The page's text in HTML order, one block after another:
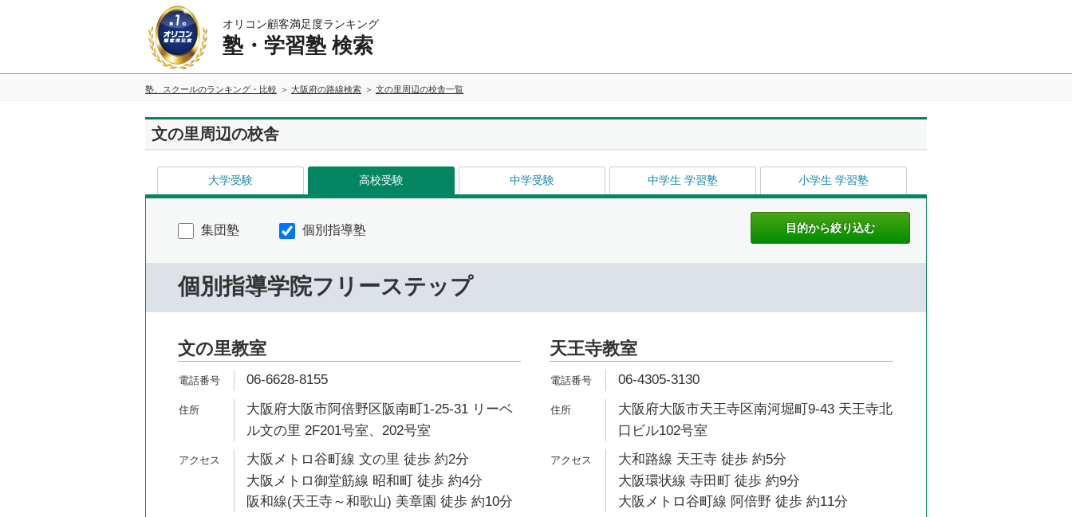
オリコン顧客満足度ランキング
塾・学習塾 検索
塾、スクールのランキング・比較 大阪府の路線検索 文の里周辺の校舎一覧
文の里周辺の校舎
大学受験 高校受験 中学受験 中学生 学習塾 小学生 学習塾
集団塾 個別指導塾
個別指導学院フリーステップ
文の里教室
06-6628-8155
大阪府大阪市阿倍野区阪南町1-25-31 リーベ
ル文の里 2F201号室、202号室
大阪メトロ谷町線 文の里 徒歩 約2分
大阪メトロ御堂筋線 昭和町 徒歩 約4分
阪和線(天王寺～和歌山) 美章園 徒歩 約10分
天王寺教室
06-4305-3130
大阪府大阪市天王寺区南河堀町9-43 天王寺北
口ビル102号室
大和路線 天王寺 徒歩 約5分
大阪環状線 寺田町 徒歩 約9分
大阪メトロ谷町線 阿倍野 徒歩 約11分